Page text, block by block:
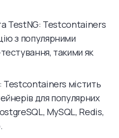
TestNG: Testcontainers
з популярними
такими як
Testcontainers містить
для популярних
MySQL, Redis,